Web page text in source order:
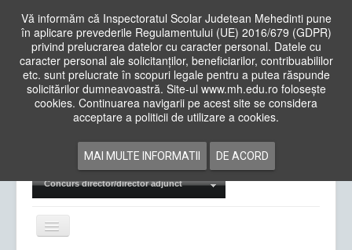
Vă informăm că Inspectoratul Scolar Judetean Mehedinti pune
în aplicare prevederile Regulamentului (UE) 2016/679 (GDPR)
privind prelucrarea datelor cu caracter personal. Datele cu
caracter personal ale solicitanților, beneficiarilor, contribuabililor
etc. sunt prelucrate în scopuri legale pentru a putea răspunde
solicitărilor dumneavoastră. Site-ul www.mh.edu.ro folosește
cookies. Continuarea navigarii pe acest site se considera
acceptare a politicii de utilizare a cookies.
MAI MULTE INFORMATII DE ACORD
Cauta
in
siteAcasa Cadre Didactice
Examene Naționale
Concurs director/director adjunct
Comută
navigarea